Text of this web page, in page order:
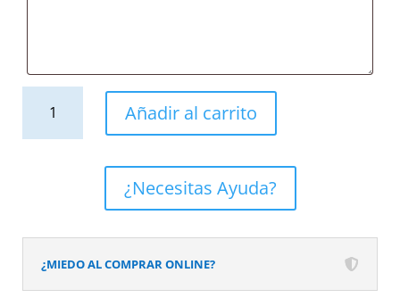
suspendido
2
cajones
acabado
Añadir al carrito
¿Necesitas Ayuda?
¿MIEDO AL COMPRAR ONLINE?